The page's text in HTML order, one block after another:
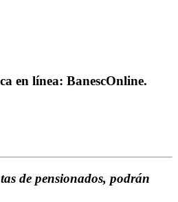
en línea: BanescOnline.
de pensionados, podrán